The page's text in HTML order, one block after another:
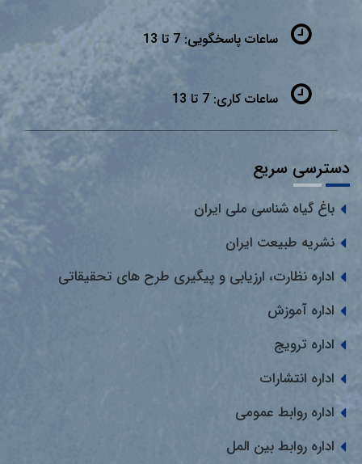
ساعات پاسخگویی: 7 تا 13
ساعات کاری: 7 تا 13
دسترسی سریع
باغ گیاه شناسی ملی ایران
نشریه طبیعت ایران
اداره نظارت، ارزیابی و پیگیری طرح های تحقیقاتی
اداره آموزش
اداره ترویج
اداره انتشارات
اداره روابط عمومی
اداره روابط بین المل